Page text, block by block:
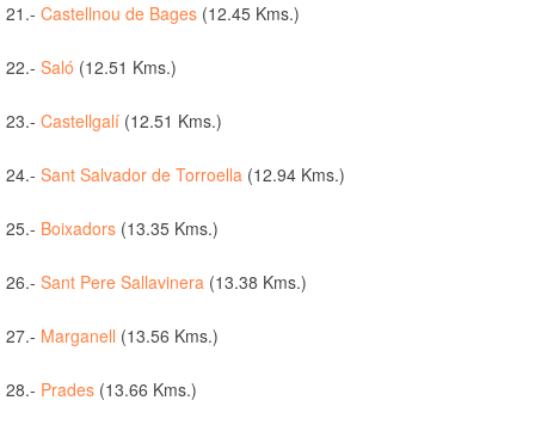
21.- Castellnou de Bages (12.45 Kms.)
22.- Saló (12.51 Kms.)
23.- Castellgalí (12.51 Kms.)
24.- Sant Salvador de Torroella (12.94 Kms.)
25.- Boixadors (13.35 Kms.)
26.- Sant Pere Sallavinera (13.38 Kms.)
27.- Marganell (13.56 Kms.)
28.- Prades (13.66 Kms.)